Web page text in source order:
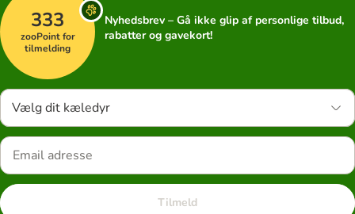
333
zooPoint for
tilmelding
Nyhedsbrev – Gå ikke glip af personlige tilbud,
rabatter og gavekort!
Vælg dit kæledyr
Tilmeld